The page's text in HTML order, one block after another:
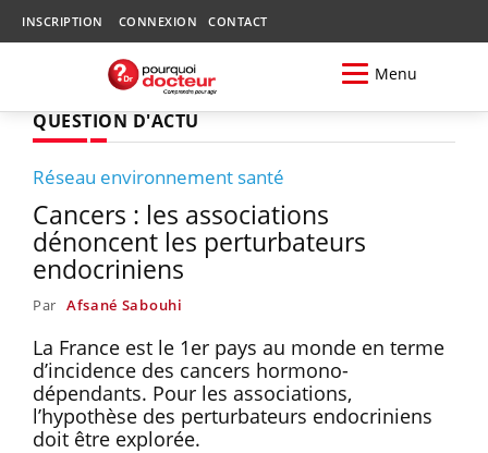
INSCRIPTION CONNEXION CONTACT
Menu
QUESTION D'ACTU
Réseau environnement santé
Cancers : les associations
dénoncent les perturbateurs
endocriniens
Par Afsané Sabouhi
La France est le 1er pays au monde en terme
d’incidence des cancers hormono-
dépendants. Pour les associations,
l’hypothèse des perturbateurs endocriniens
doit être explorée.